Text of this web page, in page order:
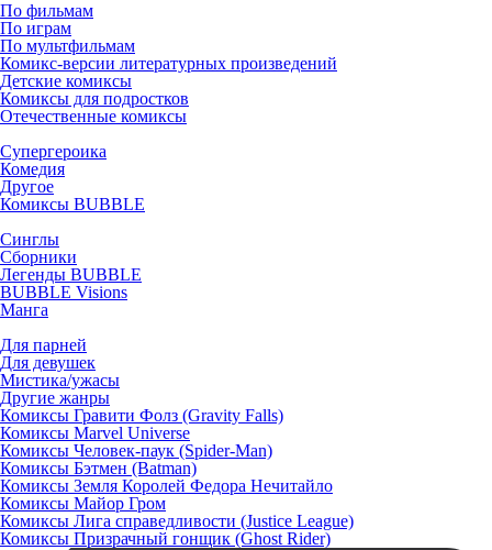
По фильмам
По играм
По мультфильмам
Комикс-версии литературных произведений
Детские комиксы
Комиксы для подростков
Отечественные комиксы
Супергероика
Комедия
Другое
Комиксы BUBBLE
Синглы
Сборники
Легенды BUBBLE
BUBBLE Visions
Манга
Для парней
Для девушек
Мистика/ужасы
Другие жанры
Комиксы Гравити Фолз (Gravity Falls)
Комиксы Marvel Universe
Комиксы Человек-паук (Spider-Man)
Комиксы Бэтмен (Batman)
Комиксы Земля Королей Федора Нечитайло
Комиксы Майор Гром
Комиксы Лига справедливости (Justice League)
Комиксы Призрачный гонщик (Ghost Rider)